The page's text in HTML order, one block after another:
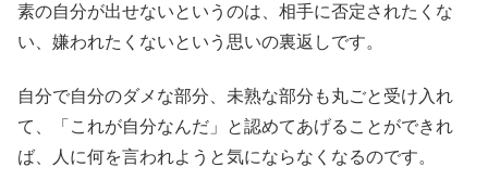
素の自分が出せないというのは、相手に否定されたくな
い、嫌われたくないという思いの裏返しです。
自分で自分のダメな部分、未熟な部分も丸ごと受け入れ
て、「これが自分なんだ」と認めてあげることができれ
ば、人に何を言われようと気にならなくなるのです。